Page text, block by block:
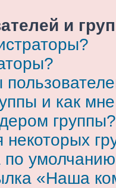
и
и как
группы?
некоторых
по
«Наша